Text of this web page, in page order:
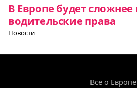
В Европе будет
водительские права
Новости
Все о Европе